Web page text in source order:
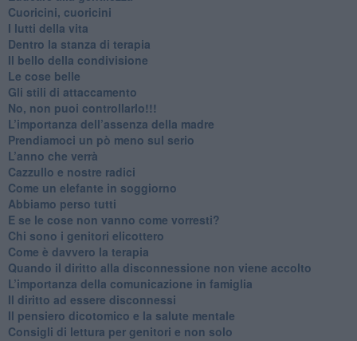
​Cuoricini, cuoricini
I lutti della vita
​Dentro la stanza di terapia
​Il bello della condivisione
Le cose belle
​Gli stili di attaccamento
No, non puoi controllarlo!!!
​L’importanza dell’assenza della madre
​Prendiamoci un pò meno sul serio
​L’anno che verrà
​Cazzullo e nostre radici
​Come un elefante in soggiorno
​Abbiamo perso tutti
E se le cose non vanno come vorresti?
​Chi sono i genitori elicottero
Come è davvero la terapia
Quando il diritto alla disconnessione non viene accolto
​L’importanza della comunicazione in famiglia
​Il diritto ad essere disconnessi
​Il pensiero dicotomico e la salute mentale
​Consigli di lettura per genitori e non solo